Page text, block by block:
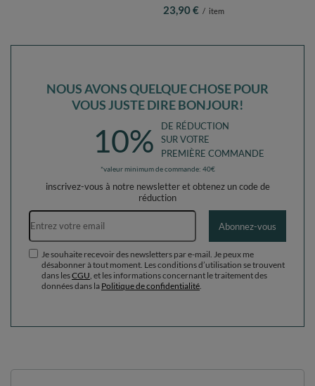
clair/vert/jaune/rose poudré/rose, 100
23,90 € / item
NOUS AVONS QUELQUE CHOSE POUR
VOUS JUSTE DIRE BONJOUR!
10%
DE RÉDUCTION
SUR VOTRE
PREMIÈRE COMMANDE
*valeur minimum de commande: 40€
inscrivez-vous à notre newsletter et obtenez un code de
réduction
Adresse e-mail
Abonnez-vous
Je souhaite recevoir des newsletters par e-mail. Je peux me
désabonner à tout moment. Les conditions d’utilisation se trouvent
dans lesCGU , et les informations concernant le traitement des
données dans la Politique de confidentialité